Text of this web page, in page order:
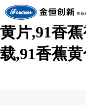
91香蕉视
黄片,91香
载,91香蕉